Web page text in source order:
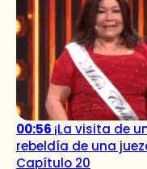
00:56 ¡La visita de
rebeldía de una
Capítulo 20